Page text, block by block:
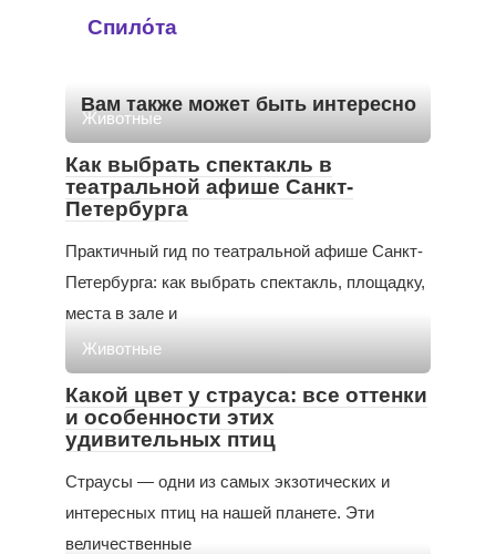
Спило́та
Вам также может быть интересно
Животные
Как выбрать спектакль в
театральной афише Санкт-
Петербурга
Практичный гид по театральной афише Санкт-
Петербурга: как выбрать спектакль, площадку,
места в зале и
Животные
Какой цвет у страуса: все оттенки
и особенности этих
удивительных птиц
Страусы — одни из самых экзотических и
интересных птиц на нашей планете. Эти
величественные